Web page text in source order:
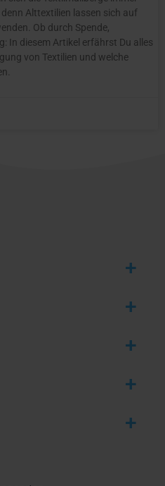
Alttextilien lassen sich auf
Ob durch Spende,
In diesem Artikel erfährst Du alles
von Textilien und welche
+
+
+
+
+